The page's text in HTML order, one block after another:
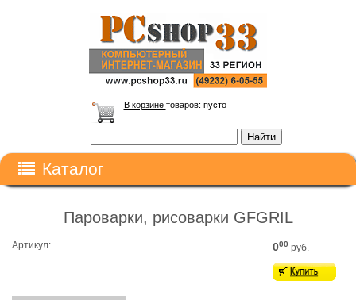
В корзине товаров: пусто
Каталог
Пароварки, рисоварки GFGRIL
Артикул: 000 руб.